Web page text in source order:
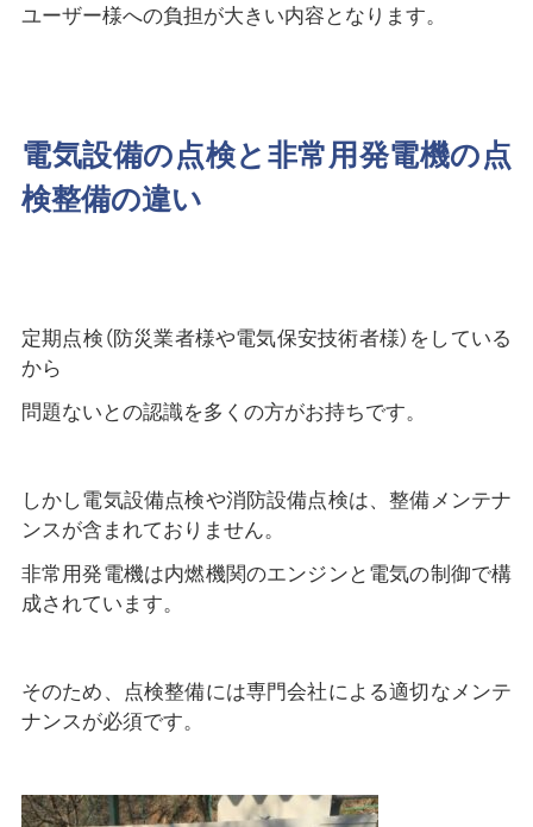
ユーザー様への負担が大きい内容となります。
電気設備の点検と非常用発電機の点
検整備の違い
定期点検（防災業者様や電気保安技術者様）をしている
から
問題ないとの認識を多くの方がお持ちです。
しかし電気設備点検や消防設備点検は、整備メンテナ
ンスが含まれておりません。
非常用発電機は内燃機関のエンジンと電気の制御で構
成されています。
そのため、点検整備には専門会社による適切なメンテ
ナンスが必須です。